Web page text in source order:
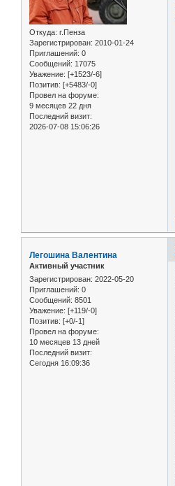
Откуда: г.Пенза
Зарегистрирован: 2010-01-24
Приглашений: 0
Сообщений: 17075
Уважение: [+1523/-6]
Позитив: [+5483/-0]
Провел на форуме:
9 месяцев 22 дня
Последний визит:
2026-07-08 15:06:26
Легошина Валентина
Активный участник
Зарегистрирован: 2022-05-20
Приглашений: 0
Сообщений: 8501
Уважение: [+119/-0]
Позитив: [+0/-1]
Провел на форуме:
10 месяцев 13 дней
Последний визит:
Сегодня 16:09:36